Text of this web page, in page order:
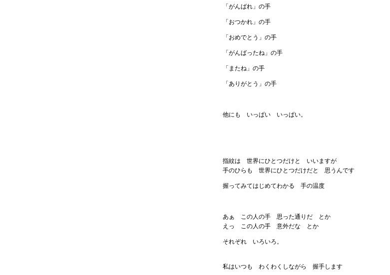
「がんばれ」の手
「おつかれ」の手
「おめでとう」の手
「がんばったね」の手
「またね」の手
「ありがとう」の手
他にも いっぱい いっぱい。
指紋は 世界にひとつだけと いいますが
手のひらも 世界にひとつだけだと 思うんです
握ってみてはじめてわかる 手の温度
あぁ この人の手 思った通りだ とか
えっ この人の手 意外だな とか
それぞれ いろいろ。
私はいつも わくわくしながら 握手します